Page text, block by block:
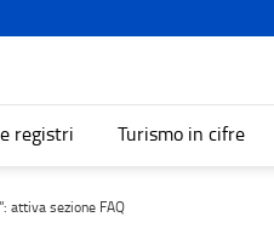
registri Turismo in cifre
attiva sezione FAQ